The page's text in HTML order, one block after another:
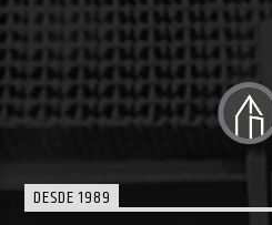
DESDE 1989